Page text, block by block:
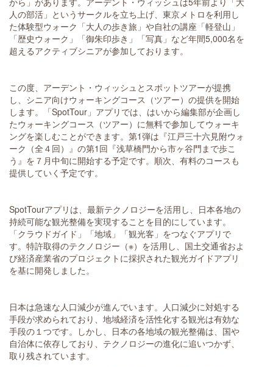
人の部活」というサークルを立ち上げ、東京メトロを利用し
た体験型ウォーク「大人の歩き旅」や自社の講座「軽登山」
「歴史ウォーク」「御朱印歩き」「写真」など年間5,000名を
超えるアクティブシニアが参加しております。
この度、アーデント・ウィッシュとスポットツアーが提携
し、シニア向けウォーキングコース（ツアー）の提供を開始
します。「SpotTour」アプリでは、はいから編集部が企画し
たウォーキングコース（ツアー）に無料で参加してウォーキ
ングを楽しむことができます。第1弾は『江戸三十六見附ウォ
ーク（全４回）』の第1回『浅草橋門から市ヶ谷門まで歩こ
う』を７月中旬に開始する予定です。順次、有料のコースも
提供していく予定です。
SpotTourアプリは、最新テクノロジーを活用し、日本各地の
持続可能な観光整備を実現することを目的にしています。
「クラウドガイド」「地域」「観光客」をつなぐアプリで
す。特許取得のテクノロジー（※）を活用し、国土交通省およ
び経済産業省のプロジェクトに採択された観光ガイドアプリ
を基に開発しました。
日本は急速な人口減少が進んでいます。人口減少に対処する
手段が求められており、地域経済を活性化する観光は有効な
手段の１つです。しかし、日本の各地域の観光整備は、国や
自治体に依存しており、テクノロジーの進化に追いつかず、
取り残されています。